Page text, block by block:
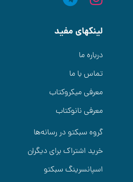
لینکهای مفید
درباره ما
تماس با ما
معرفی میکروکتاب
معرفی نانوکتاب
گروه سبکتو در رسانه‌ها
خرید اشتراک برای دیگران
اسپانسرینگ سبکتو